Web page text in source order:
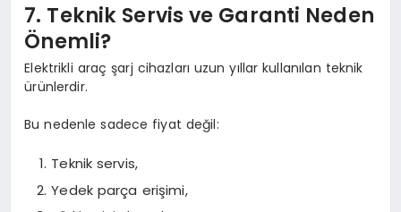
7. Teknik Servis ve Garanti Neden
Önemli?
Elektrikli araç şarj cihazları uzun yıllar kullanılan teknik
ürünlerdir.
Bu nedenle sadece fiyat değil:
Teknik servis,
Yedek parça erişimi,